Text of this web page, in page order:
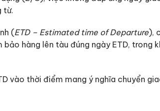
từ.
(ETD – Estimated time of Departure),
hàng lên tàu đúng ngày ETD, trong
vào thời điểm mang ý nghĩa chuyển